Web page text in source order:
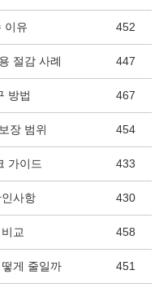
이유 452
절감 사례 447
방법 467
장 범위 454
가이드 433
사항 430
교 458
게 줄일까 451